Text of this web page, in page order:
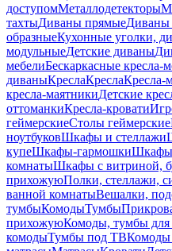
доступомМеталлодетекторы
тахтыДиваны прямыеДиваны
образныеКухонные уголки,
модульныеДетские диваны
мебелиБескаркасные
диваныКреслаКресла
кресла-маятникиДетские
оттоманкиКресла-кровати
геймерскиеСтолы геймерские
ноутбуковШкафы и стеллажи
купеШкафы-гармошки
комнатыШкафы с витриной,
прихожуюПолки, стеллажи,
ванной комнатыВешалки,
тумбыКомодыТумбы
прихожуюКомоды, тумбы для
комодыТумбы под ТВКомоды